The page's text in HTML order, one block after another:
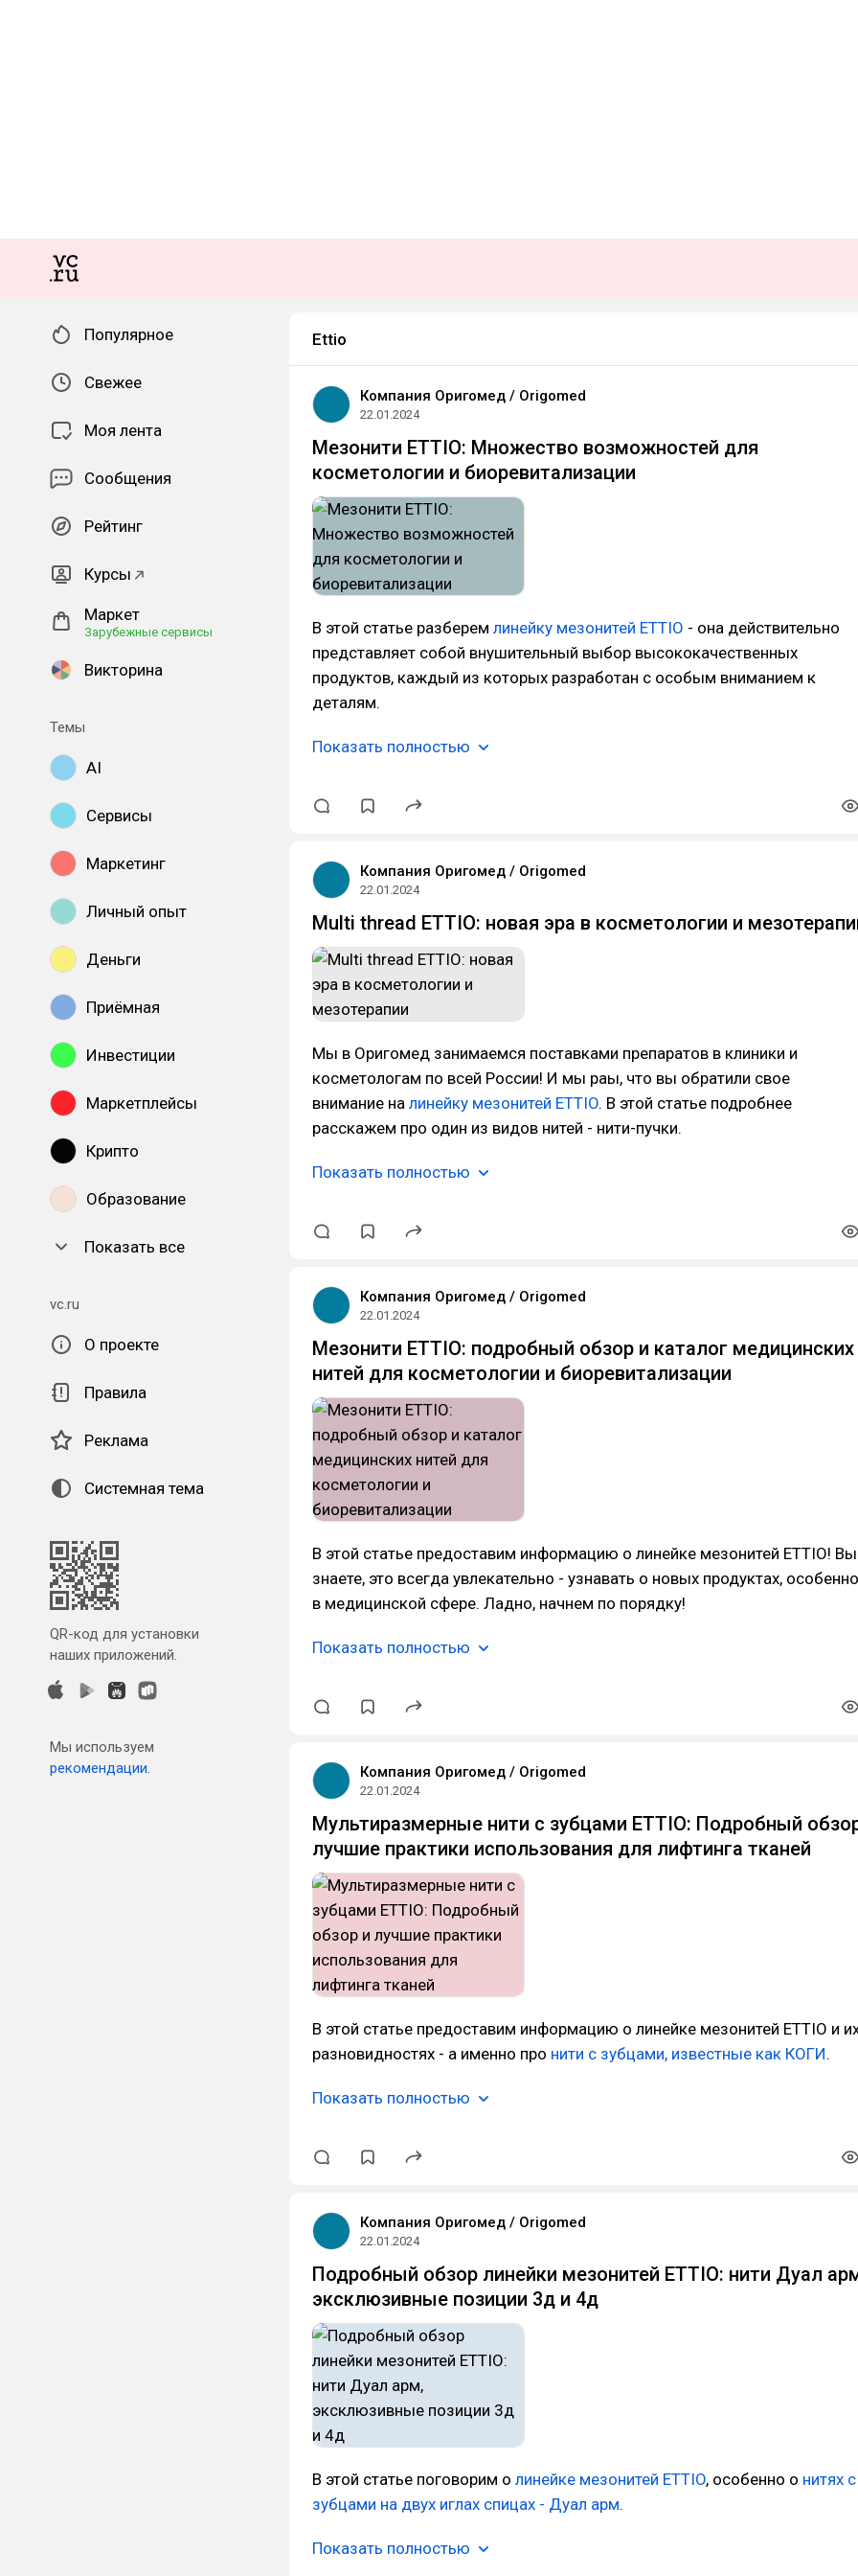
Популярное
Свежее
Моя лента
Сообщения
Рейтинг
Курсы
Маркет
Зарубежные сервисы
Викторина
Темы
AI
Сервисы
Маркетинг
Личный опыт
Деньги
Приёмная
Инвестиции
Маркетплейсы
Крипто
Образование
Показать все
vc.ru
О проекте
Правила
Реклама
Системная тема
QR-код для установки
наших приложений.
Мы используем
рекомендации.
Ettio
Компания Оригомед / Origomed
22.01.2024
Мезонити ETTIO: Множество возможностей для
косметологии и биоревитализации
В этой статье разберем линейку мезонитей ETTIO - она действительно
представляет собой внушительный выбор высококачественных
продуктов, каждый из которых разработан с особым вниманием к
деталям.
Показать полностью
Компания Оригомед / Origomed
22.01.2024
Multi thread ETTIO: новая эра в косметологии и
Мы в Оригомед занимаемся поставками препаратов в клиники и
косметологам по всей России! И мы раы, что вы обратили свое
внимание на линейку мезонитей ETTIO. В этой статье подробнее
расскажем про один из видов нитей - нити-пучки.
Показать полностью
Компания Оригомед / Origomed
22.01.2024
Мезонити ETTIO: подробный обзор и каталог медицинских
нитей для косметологии и биоревитализации
В этой статье предоставим информацию о линейке мезонитей ETTIO! Вы
знаете, это всегда увлекательно - узнавать о новых продуктах, особенно
в медицинской сфере. Ладно, начнем по порядку!
Показать полностью
Компания Оригомед / Origomed
22.01.2024
Мультиразмерные нити с зубцами ETTIO: Подробный
лучшие практики использования для лифтинга тканей
В этой статье предоставим информацию о линейке мезонитей ETTIO и
разновидностях - а именно про нити с зубцами, известные как КОГИ.
Показать полностью
Компания Оригомед / Origomed
22.01.2024
Подробный обзор линейки мезонитей ETTIO: нити Дуал
эксклюзивные позиции 3д и 4д
В этой статье поговорим о линейке мезонитей ETTIO, особенно о нитях с
зубцами на двух иглах спицах - Дуал арм.
Показать полностью